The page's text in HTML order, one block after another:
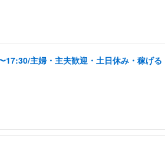
主婦・主夫歓迎・土日休み・稼げる